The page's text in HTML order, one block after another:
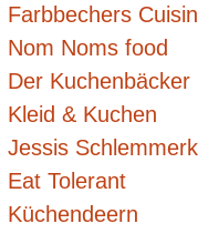
Farbbechers
Nom Noms food
Der Kuchenbäcker
Kleid & Kuchen
Jessis
Eat Tolerant
Küchendeern